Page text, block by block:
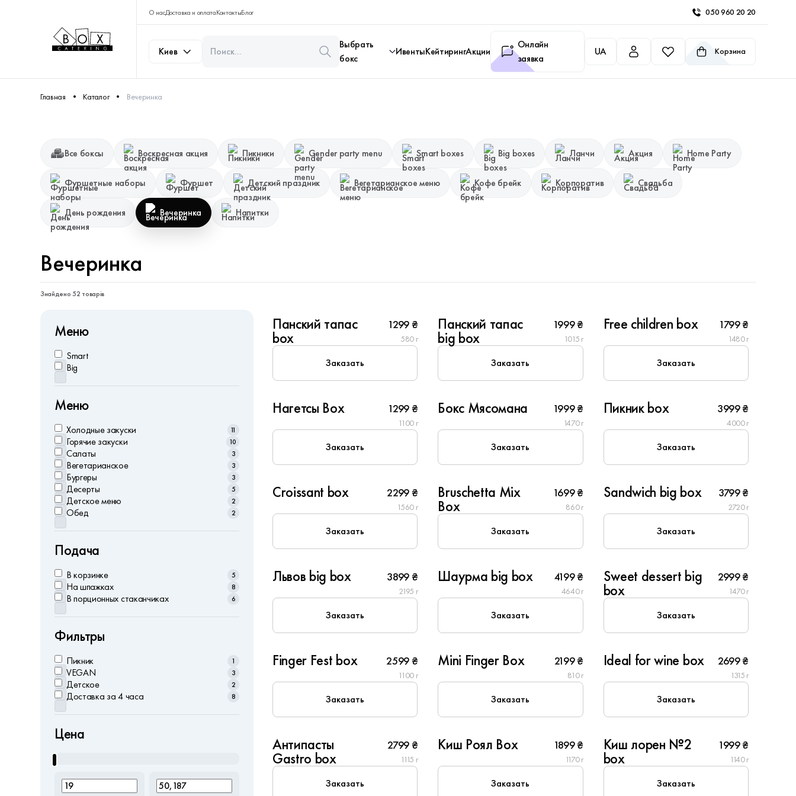
О насДоставка и оплатаКонтактыБлог 050 960 20 20
Киев
Выбрать
бокс
ИвентыКейтирингАкции
Онлайн
заявка
UA Корзина
Главная Каталог Вечеринка
Все боксы Воскресная акция Пикники Gender party menu Smart boxes Big boxes Ланчи Акция Home Party
Фуршетные наборы Фуршет Детский праздник Вегетарианское меню Кофе брейк Корпоратив Свадьба
День рождения Вечеринка Напитки
Вечеринка
Знайдено 52 товарів
Меню
Smart
Big
Меню
Холодныe закуски 11
Горячие закуски 10
Салаты 3
Вегетарианское 3
Бургеры 3
Десерты 5
Детское меню 2
Обед 2
Подача
В корзинке 5
На шпажках 8
В порционных стаканчиках 6
Фильтры
Пикник 1
VEGAN 3
Детское 2
Доставка за 4 часа 8
Цена
Панский тапас
box
1299 ₴
580 г
Заказать
New
Панский тапас
big box
1999 ₴
1015 г
Заказать
Free children box 1799 ₴
1480 г
Заказать
6
Нагетсы Box 1299 ₴
1100 г
Заказать
8
Бокс Мясомана 1999 ₴
1470 г
Заказать
10
Пикник box 3999 ₴
4000 г
Заказать
6
Croissant box 2299 ₴
1560 г
Заказать
4
Bruschetta Mix
Box
1699 ₴
860 г
Заказать
8
Sandwich big box 3799 ₴
2720 г
Заказать
10
Львов big box 3899 ₴
2195 г
Заказать
8
Шаурма big box 4199 ₴
4640 г
Заказать
10
Sweet dessert big
box
2999 ₴
1470 г
Заказать
6
Finger Fest box 2599 ₴
1100 г
Заказать
6
Mini Finger Box 2199 ₴
810 г
Заказать
4
Ideal for wine box 2699 ₴
1315 г
Заказать
Популярное
6
Антипасты
Gastro box
2799 ₴
1115 г
Заказать
6
Киш Роял Box 1899 ₴
1170 г
Заказать
6
Киш лорен №2
box
1999 ₴
1140 г
Заказать